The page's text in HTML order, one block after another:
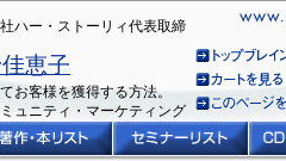
ハー・ストーリィ代表取締
恵子
お客様を獲得する方法。
ュニティ・マーケティング